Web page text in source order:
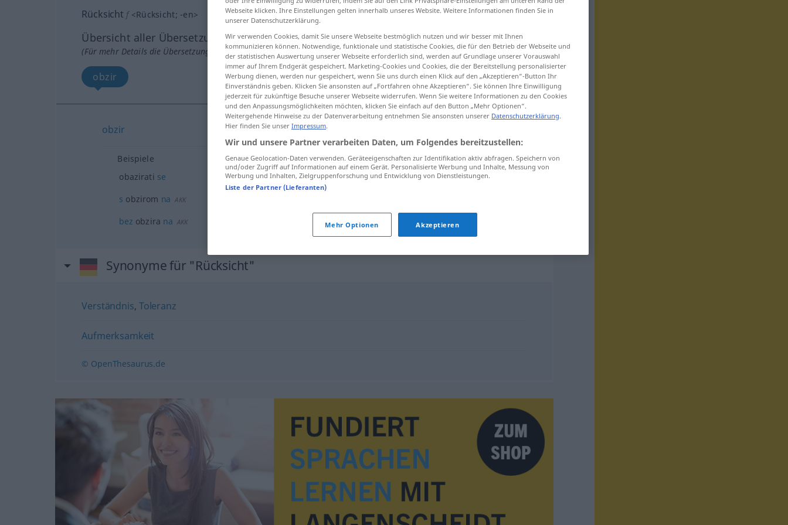
Rücksicht f <Rücksicht; -en>
Übersicht aller Übersetzungen
(Für mehr Details die Übersetzung anklicken/antippen)
obzir
obzir
Beispiele
obazirati se Rücksichtnehmen
s obzirom na AKK
bez obzira na AKK ohne Rücksicht auf AKK
Synonyme für "Rücksicht"
Verständnis, Toleranz
Aufmerksamkeit
© OpenThesaurus.de
Webseite klicken. Ihre Einstellungen gelten innerhalb unseres Website. Weitere Informationen finden Sie in
unserer Datenschutzerklärung.
Wir verwenden Cookies, damit Sie unsere Webseite bestmöglich nutzen und wir besser mit Ihnen
kommunizieren können. Notwendige, funktionale und statistische Cookies, die für den Betrieb der Webseite und
der statistischen Auswertung unserer Webseite erforderlich sind, werden auf Grundlage unserer Vorauswahl
immer auf Ihrem Endgerät gespeichert. Marketing-Cookies und Cookies, die der Bereitstellung personalisierter
Werbung dienen, werden nur gespeichert, wenn Sie uns durch einen Klick auf den „Akzeptieren“-Button Ihr
Einverständnis geben. Klicken Sie ansonsten auf „Fortfahren ohne Akzeptieren“. Sie können Ihre Einwilligung
jederzeit für zukünftige Besuche unserer Webseite widerrufen. Wenn Sie weitere Informationen zu den Cookies
und den Anpassungsmöglichkeiten möchten, klicken Sie einfach auf den Button „Mehr Optionen“.
Weitergehende Hinweise zu der Datenverarbeitung entnehmen Sie ansonsten unserer Datenschutzerklärung.
Hier finden Sie unser Impressum.
Wir und unsere Partner verarbeiten Daten, um Folgendes bereitzustellen:
Genaue Geolocation-Daten verwenden. Geräteeigenschaften zur Identifikation aktiv abfragen. Speichern von
und/oder Zugriff auf Informationen auf einem Gerät. Personalisierte Werbung und Inhalte, Messung von
Werbung und Inhalten, Zielgruppenforschung und Entwicklung von Dienstleistungen.
Liste der Partner (Lieferanten)
Mehr Optionen Akzeptieren